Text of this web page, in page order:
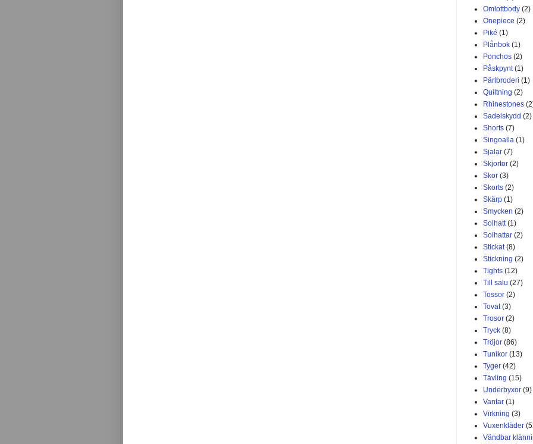
Omlottbody (2)
Onepiece (2)
Piké (1)
Plånbok (1)
Ponchos (2)
Påskpynt (1)
Pärlbroderi (1)
Quiltning (2)
Rhinestones
Sadelskydd (2)
Shorts (7)
Singoalla (1)
Sjalar (7)
Skjortor (2)
Skor (3)
Skorts (2)
Skärp (1)
Smycken (2)
Solhatt (1)
Solhattar (2)
Stickat (8)
Stickning (2)
Tights (12)
Till salu (27)
Tossor (2)
Tovat (3)
Trosor (2)
Tryck (8)
Tröjor (86)
Tunikor (13)
Tyger (42)
Tävling (15)
Underbyxor (9)
Vantar (1)
Virkning (3)
Vuxenkläder
Vändbar